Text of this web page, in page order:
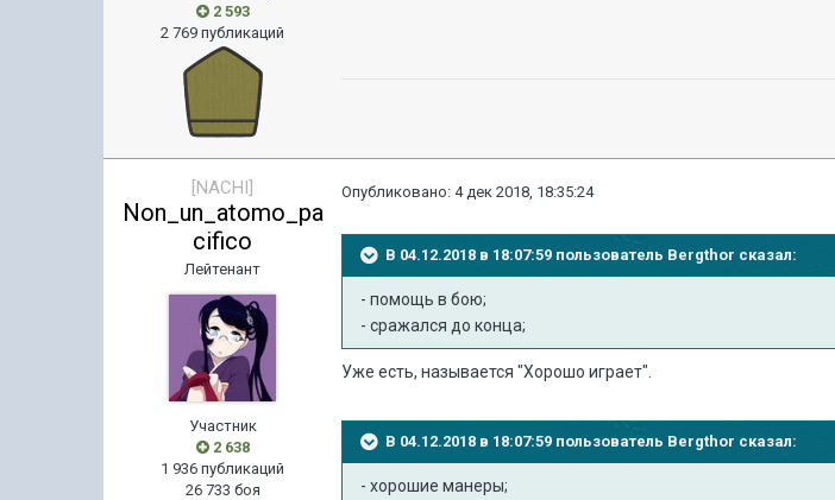
2 593
2 769 публикаций
[NACHI]
Non_un_atomo_pa
cifico
Лейтенант
Участник
2 638
1 936 публикаций
26 733 боя
Опубликовано:4 дек 2018, 18:35:24
В 04.12.2018 в 18:07:59 пользователь Bergthor сказал:
- помощь в бою;
- сражался до конца;
Уже есть, называется "Хорошо играет".
В 04.12.2018 в 18:07:59 пользователь Bergthor сказал:
- хорошие манеры;